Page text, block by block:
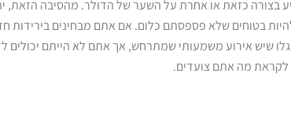
בצורה כזאת או אחרת על השער של הדולר. מהסיבה הזאת,
בטוחים שלא פספסתם כלום. אם אתם מבחינים בירידות
שיש אירוע משמעותי שמתרחש, אך אתם לא הייתם יכולים
לקראת מה אתם צועדים.